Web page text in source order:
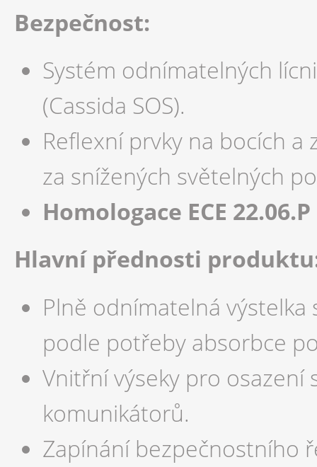
Bezpečnost:
Systém odnímatelných
(Cassida SOS).
Reflexní prvky na bocích
za snížených světelných
Homologace ECE 22.06.P
Hlavní přednosti
Plně odnímatelná
podle potřeby absorbce
Vnitřní výseky pro osazení
komunikátorů.
Zapínání bezpečnostního